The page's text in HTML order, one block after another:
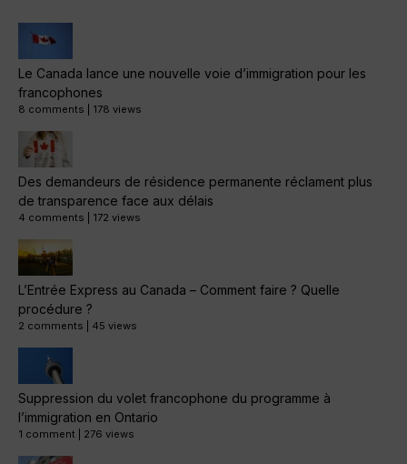
Le Canada lance une nouvelle voie d’immigration pour les
francophones
8 comments 178 views
Des demandeurs de résidence permanente réclament plus
de transparence face aux délais
4 comments 172 views
L’Entrée Express au Canada – Comment faire ? Quelle
procédure ?
2 comments 45 views
Suppression du volet francophone du programme à
l’immigration en Ontario
1 comment 276 views